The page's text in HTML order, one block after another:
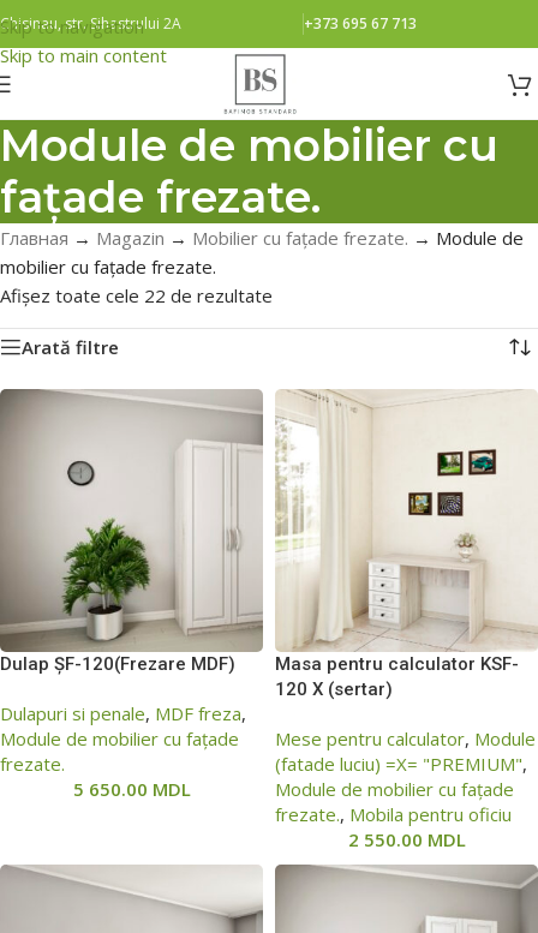
Skip to navigation
Skip to main content
Chisinau, str. Sihastrului 2A +373 695 67 713
Module de mobilier cu
fațade frezate.
Главная → Magazin → Mobilier cu fațade frezate. → Module de
mobilier cu fațade frezate.
Afișez toate cele 22 de rezultate
Arată filtre
Dulap ȘF-120(Frezare MDF)
Dulapuri si penale, MDF freza,
Module de mobilier cu fațade
frezate.
5 650.00 MDL
Masa pentru calculator KSF-
120 Х (sertar)
Mese pentru calculator, Module
(fatade luciu) =Х= "PREMIUM",
Module de mobilier cu fațade
frezate., Mobila pentru oficiu
2 550.00 MDL